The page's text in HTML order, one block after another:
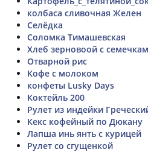
колбаса сливочная Желен
Селёдка
Соломка Тимашевская
Хлеб зерновоой с
Отварной рис
Кофе с молоком
конфеты Lusky Days
Коктейль 200
Рулет из индейки
Кекс кофейный по Дюкану
Лапша инь янть с курицей
Рулет со сгущенкой